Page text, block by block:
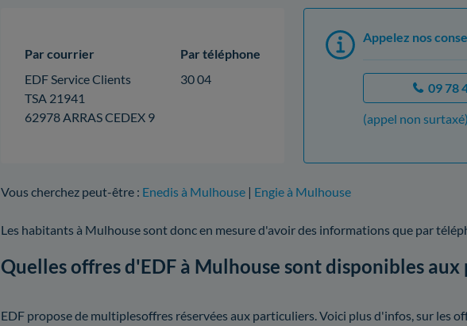
Par courrier
EDF Service Clients
TSA 21941
62978 ARRAS CEDEX 9
Par téléphone
30 04
Appelez nos
09 78
(appel non surtaxé)
Vous cherchez peut-être : Enedis à Mulhouse | Engie à Mulhouse
Les habitants à Mulhouse sont donc en mesure d'avoir des informations que par
Quelles offres d'EDF à Mulhouse sont disponibles
EDF propose de multiplesoffres réservées aux particuliers. Voici plus d'infos, sur les